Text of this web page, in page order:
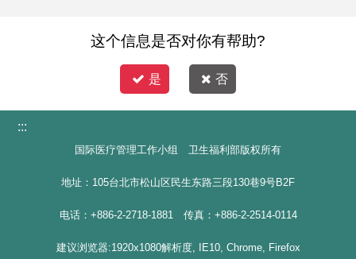
这个信息是否对你有帮助?
是 否
:::
国际医疗管理工作小组 卫生福利部版权所有
地址：105台北市松山区民生东路三段130巷9号B2F
电话：+886-2-2718-1881 传真：+886-2-2514-0114
建议浏览器:1920x1080解析度, IE10, Chrome, Firefox